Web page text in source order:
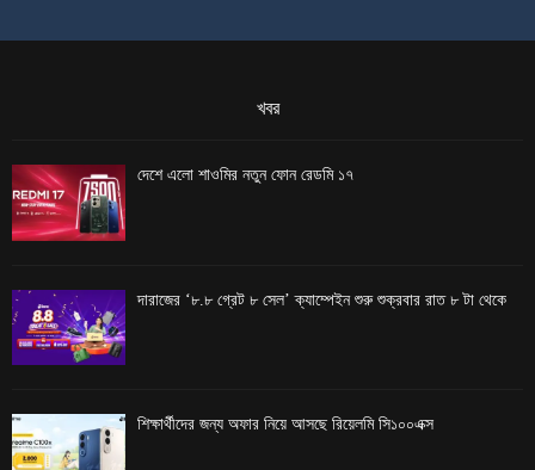
খবর
দেশে এলো শাওমির নতুন ফোন রেডমি ১৭
দারাজের ‘৮.৮ গ্রেট ৮ সেল’ ক্যাম্পেইন শুরু শুক্রবার রাত ৮ টা থেকে
শিক্ষার্থীদের জন্য অফার নিয়ে আসছে রিয়েলমি সি১০০এক্স